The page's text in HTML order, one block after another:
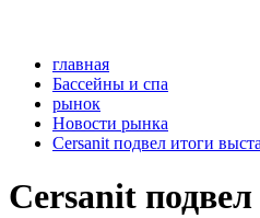
главная
Бассейны и спа
рынок
Новости рынка
Cersanit подвел итоги
Cersanit